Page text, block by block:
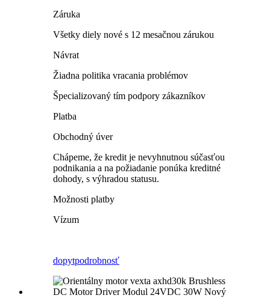
Záruka
Všetky diely nové s 12 mesačnou zárukou
Návrat
Žiadna politika vracania problémov
Špecializovaný tím podpory zákazníkov
Platba
Obchodný úver
Chápeme, že kredit je nevyhnutnou súčasťou
podnikania a na požiadanie ponúka kreditné
dohody, s výhradou statusu.
Možnosti platby
Vízum
dopytpodrobnosť